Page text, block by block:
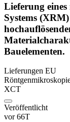
Lieferung
Systems
Bauelementen.
Lieferungen EU
XCT
Veröffentlicht
vor 66T